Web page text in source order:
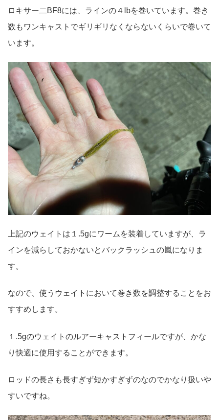
ロキサー二BF8には、ラインの４lbを巻いています。巻き
数もワンキャストでギリギリなくならないくらいで巻いて
います。
上記のウェイトは１.5gにワームを装着していますが、ラ
インを減らしておかないとバックラッシュの嵐になりま
す。
なので、使うウェイトにおいて巻き数を調整することをお
すすめします。
１.5gのウェイトのルアーキャストフィールですが、かな
り快適に使用することができます。
ロッドの長さも長すぎず短かすぎずのなのでかなり扱いや
すいですね。